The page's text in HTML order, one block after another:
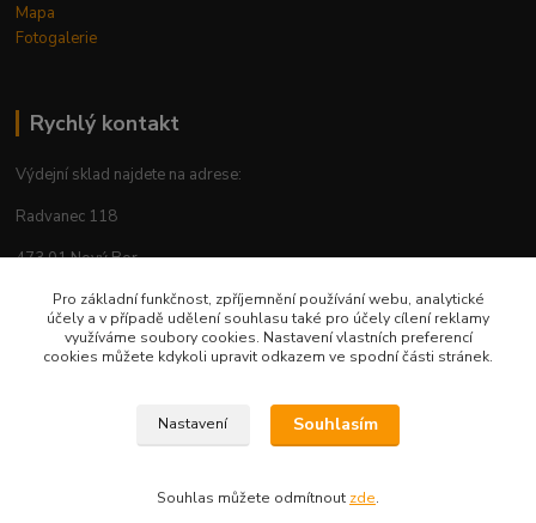
Mapa
Fotogalerie
Rychlý kontakt
Výdejní sklad najdete na adrese:
Radvanec 118
473 01 Nový Bor
tel: +420 605 283 713
Upravit sběr cookies.
© 2026 Vytvořil AP-Šafránek CZ www.ap-safranek.cz
Pro základní funkčnost, zpříjemnění používání webu, analytické
účely a v případě udělení souhlasu také pro účely cílení reklamy
využíváme soubory cookies. Nastavení vlastních preferencí
cookies můžete kdykoli upravit odkazem ve spodní části stránek.
Nastavení Souhlasím
Souhlas můžete odmítnout zde.